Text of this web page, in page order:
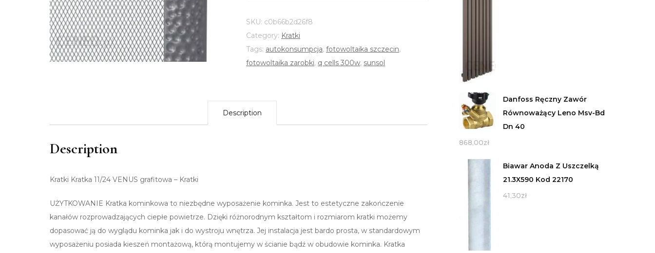
SKU: c0b66b2d26f8
Category: Kratki
Tags: autokonsumpcja, fotowoltaika szczecin,
fotowoltaika zarobki, q cells 300w, sunsol
Description
Description
Kratki Kratka 11/24 VENUS grafitowa – Kratki
UŻYTKOWANIE Kratka kominkowa to niezbędne wyposażenie kominka. Jest to estetyczne zakończenie
kanałów rozprowadzających ciepłe powietrze. Dzięki różnorodnym kształtom i rozmiarom kratki możemy
dopasować ją do wyglądu kominka jak i do wystroju wnętrza. Jej instalacja jest bardo prosta, w standardowym
wyposażeniu posiada kieszeń montażową, którą montujemy w ścianie bądź w obudowie kominka. Kratka
Danfoss Ręczny Zawór
Równoważący Leno Msv-Bd
Dn 40
868,00zł
Biawar Anoda Z Uszczelką
21.3X590 Kod 22170
41,30zł